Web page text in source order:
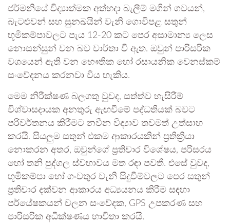
ජර්මනියේ විද්‍යාත්මක අත්හදා බැලීම් මගින් ගවයන්,
බැටළුවන් සහ සුනඛයින් වැනි ගොවිපළ සතුන්
භූමිකම්පාවලට පැය 12-20 කට පෙර අසාමාන්‍ය ලෙස
නොසන්සුන් වන බව වාර්තා වී ඇත. ඔවුන් පාරිසරික
වශයෙන් ඇති වන භෞතික හෝ රසායනික වෙනස්කම්
සංවේදනය කරනවා විය හැකිය.
මෙම නිරීක්ෂණ බලගතු වුවද, සත්ත්ව හැසිරීම්
විශ්වාසදායක අනතුරු ඇඟවීමේ පද්ධතියක් බවට
පරිවර්තනය කිරීමට නවීන විද්‍යාව තවමත් උත්සාහ
කරයි. සියලුම සතුන් එකම ආකාරයකින් ප්‍රතික්‍රියා
නොකරන අතර, ඔවුන්ගේ ප්‍රතිචාර විශේෂය, පරිසරය
හෝ තනි පුද්ගල ස්වභාවය මත රඳා පවතී. එසේ වුවද,
භූමිකම්පා හෝ ගංවතුර වැනි සිදුවීම්වලට පෙර සතුන්
ප්‍රතිචාර දක්වන ආකාරය අධ්‍යයනය කිරීම සඳහා
පර්යේෂකයන් චලන සංවේදක, GPS උපකරණ සහ
පාරිසරික අධීක්ෂණය භාවිතා කරයි.